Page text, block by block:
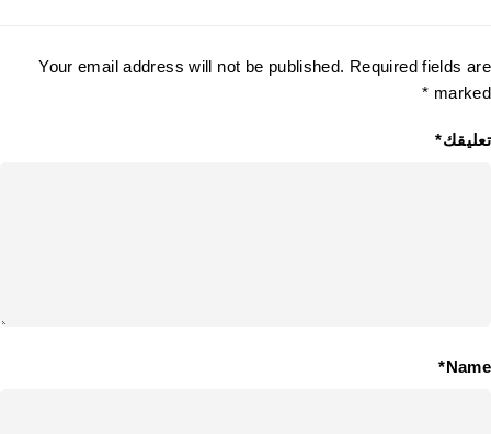
Your email address will not be published. Required fields are
marked *
تعليقك*
Name*